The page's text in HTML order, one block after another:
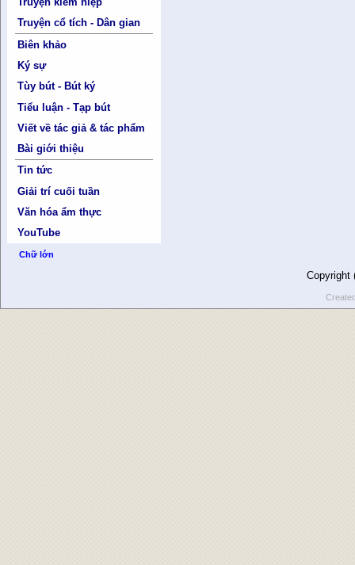
Truyện cổ tích - Dân gian
Biên khảo
Ký sự
Tùy bút - Bút ký
Tiểu luận - Tạp bút
Viết về tác giả & tác phẩm
Bài giới thiệu
Tin tức
Giải trí cuối tuần
Văn hóa ẩm thực
YouTube
Chữ lớn
Copyright